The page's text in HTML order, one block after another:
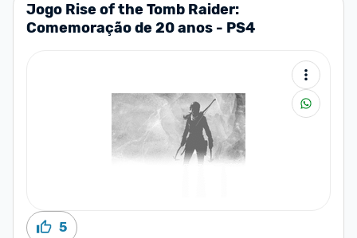
Jogo Rise of the Tomb Raider:
Comemoração de 20 anos - PS4
5